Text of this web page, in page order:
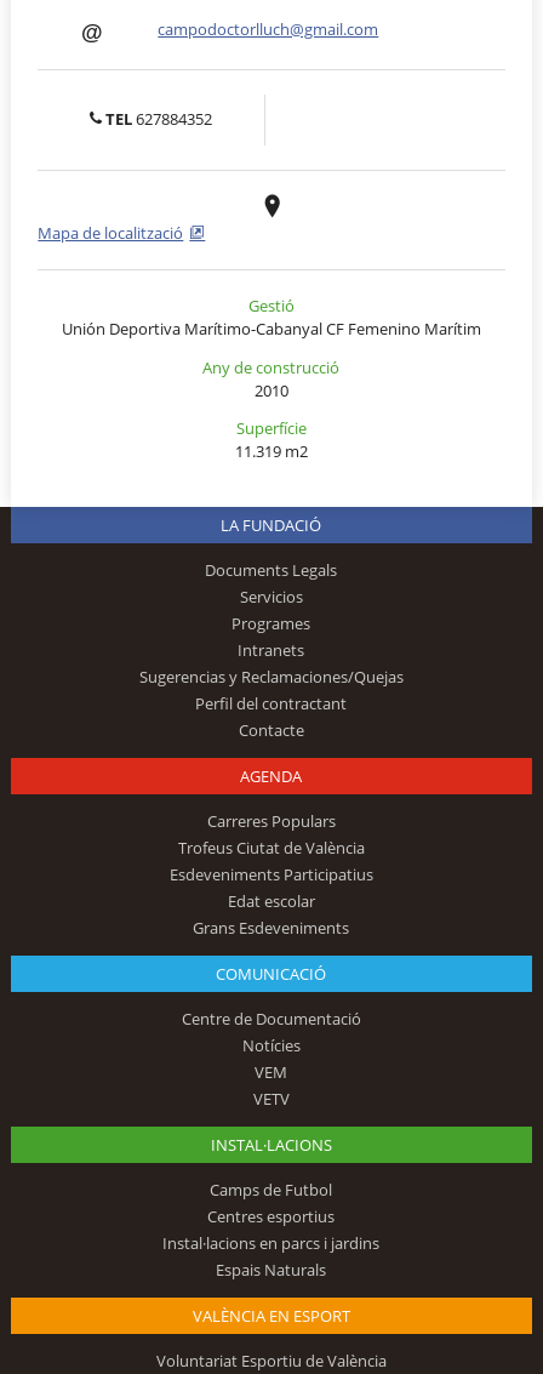
campodoctorlluch@gmail.com
TEL627884352
Mapa de localització
Gestió
Unión Deportiva Marítimo-Cabanyal CF Femenino Marítim
Any de construcció
2010
Superfície
11.319 m2
LA FUNDACIÓ
Documents Legals
Servicios
Programes
Intranets
Sugerencias y Reclamaciones/Quejas
Perfil del contractant
Contacte
AGENDA
Carreres Populars
Trofeus Ciutat de València
Esdeveniments Participatius
Edat escolar
Grans Esdeveniments
COMUNICACIÓ
Centre de Documentació
Notícies
VEM
VETV
INSTAL·LACIONS
Camps de Futbol
Centres esportius
Instal·lacions en parcs i jardins
Espais Naturals
VALÈNCIA EN ESPORT
Voluntariat Esportiu de València